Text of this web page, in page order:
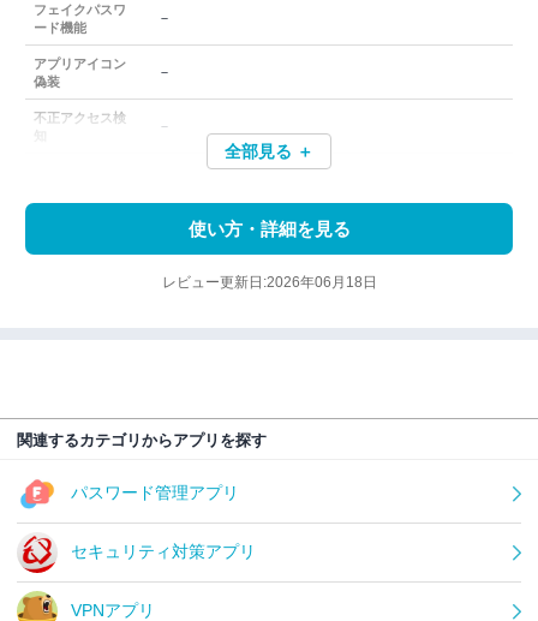
フェイクパスワ
ード機能
－
アプリアイコン
偽装
－
不正アクセス検
－
全部見る ＋
使い方・詳細を見る
レビュー更新日:2026年06月18日
関連するカテゴリからアプリを探す
パスワード管理アプリ
セキュリティ対策アプリ
VPNアプリ